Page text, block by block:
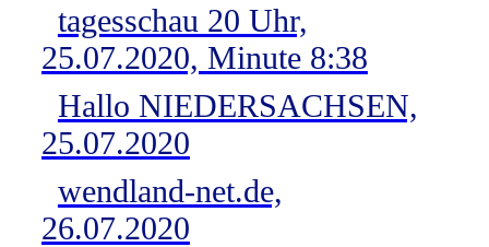
tagesschau 20 Uhr,
25.07.2020, Minute 8:38
Hallo NIEDERSACHSEN,
25.07.2020
wendland-net.de,
26.07.2020